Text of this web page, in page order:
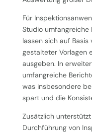
Für
Studio umfangreiche
lassen sich auf
gestalteter Vorlagen
ausgeben. In
umfangreiche
was insbesondere
spart und die
Zusätzlich
Durchführung von